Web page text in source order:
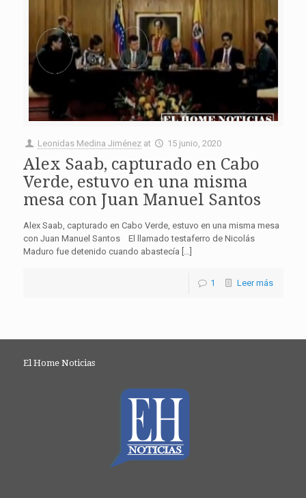
Leonidas Medina Jiménez at 15 junio, 2020
Alex Saab, capturado en Cabo
Verde, estuvo en una misma
mesa con Juan Manuel Santos
Alex Saab, capturado en Cabo Verde, estuvo en una misma mesa
con Juan Manuel Santos El llamado testaferro de Nicolás
Maduro fue detenido cuando abastecía […]
1 Leer más
El Home Noticias